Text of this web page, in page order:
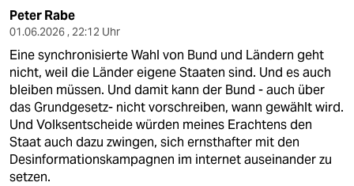
Peter Rabe
01.06.2026 , 22:12 Uhr
Eine synchronisierte Wahl von Bund und Ländern geht
nicht, weil die Länder eigene Staaten sind. Und es auch
bleiben müssen. Und damit kann der Bund - auch über
das Grundgesetz- nicht vorschreiben, wann gewählt wird.
Und Volksentscheide würden meines Erachtens den
Staat auch dazu zwingen, sich ernsthafter mit den
Desinformationskampagnen im internet auseinander zu
setzen.